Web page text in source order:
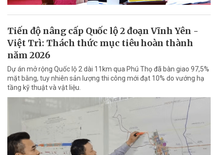
Tiến độ nâng cấp Quốc lộ 2 đoạn Vĩnh Yên -
Việt Trì: Thách thức mục tiêu hoàn thành
năm 2026
Dự án mở rộng Quốc lộ 2 dài 11km qua Phú Thọ đã bàn giao 97,5%
mặt bằng, tuy nhiên sản lượng thi công mới đạt 10% do vướng hạ
tầng kỹ thuật và vật liệu.